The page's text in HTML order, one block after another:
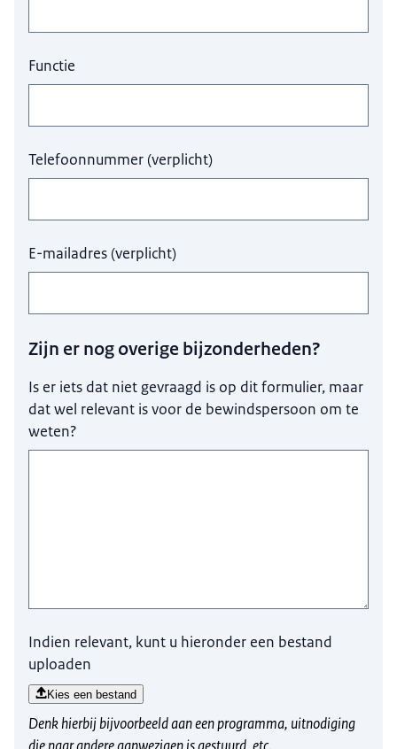
Functie
Telefoonnummer(verplicht)
E-mailadres(verplicht)
Zijn er nog overige bijzonderheden?
Is er iets dat niet gevraagd is op dit formulier, maar
dat wel relevant is voor de bewindspersoon om te
weten?
Indien relevant, kunt u hieronder een bestand
uploaden
Kies een bestand
Denk hierbij bijvoorbeeld aan een programma, uitnodiging